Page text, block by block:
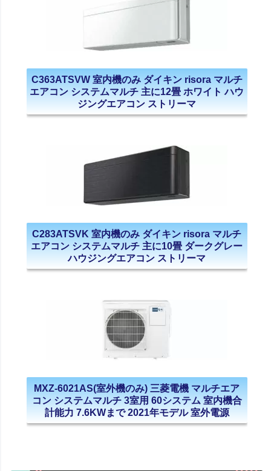
C363ATSVW 室内機のみ ダイキン risora マルチ
エアコン システムマルチ 主に12畳 ホワイト ハウ
ジングエアコン ストリーマ
C283ATSVK 室内機のみ ダイキン risora マルチ
エアコン システムマルチ 主に10畳 ダークグレー
ハウジングエアコン ストリーマ
MXZ-6021AS(室外機のみ) 三菱電機 マルチエア
コン システムマルチ 3室用 60システム 室内機合
計能力 7.6KWまで 2021年モデル 室外電源